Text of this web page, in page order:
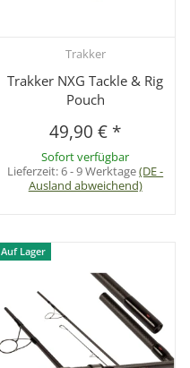
Trakker
Trakker NXG Tackle & Rig
Pouch
49,90 € *
Sofort verfügbar
Lieferzeit:6 - 9 Werktage(DE -
Ausland abweichend)
Auf Lager